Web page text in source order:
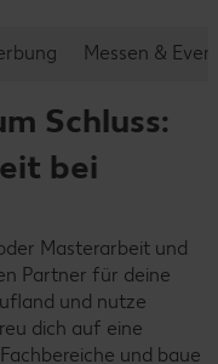
Messen &
Schluss:
bei
Masterarbeit und
Partner für deine
und nutze
dich auf eine
und baue